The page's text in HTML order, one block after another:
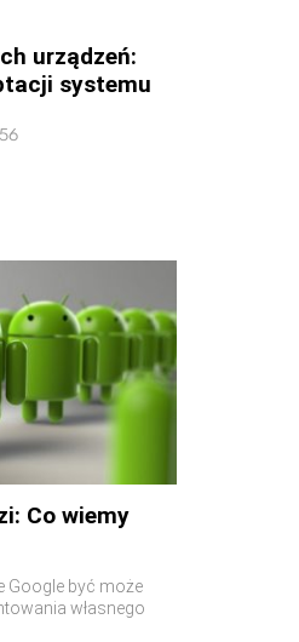
urządzeń:
systemu
Co wiemy
Google być może
własnego